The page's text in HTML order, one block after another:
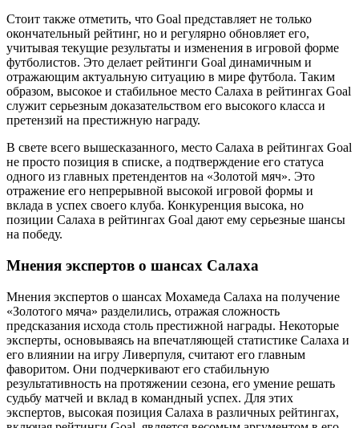
Стоит также отметить, что Goal представляет не только
окончательный рейтинг, но и регулярно обновляет его,
учитывая текущие результаты и изменения в игровой форме
футболистов. Это делает рейтинги Goal динамичным и
отражающим актуальную ситуацию в мире футбола. Таким
образом, высокое и стабильное место Салаха в рейтингах Goal
служит серьезным доказательством его высокого класса и
претензий на престижную награду.
В свете всего вышесказанного, место Салаха в рейтингах Goal
не просто позиция в списке, а подтверждение его статуса
одного из главных претендентов на «Золотой мяч». Это
отражение его непрерывной высокой игровой формы и
вклада в успех своего клуба. Конкуренция высока, но
позиции Салаха в рейтингах Goal дают ему серьезные шансы
на победу.
Мнения экспертов о шансах Салаха
Мнения экспертов о шансах Мохамеда Салаха на получение
«Золотого мяча» разделились, отражая сложность
предсказания исхода столь престижной награды. Некоторые
эксперты, основываясь на впечатляющей статистике Салаха и
его влиянии на игру Ливерпуля, считают его главным
фаворитом. Они подчеркивают его стабильную
результативность на протяжении сезона, его умение решать
судьбу матчей и вклад в командный успех. Для этих
экспертов, высокая позиция Салаха в различных рейтингах,